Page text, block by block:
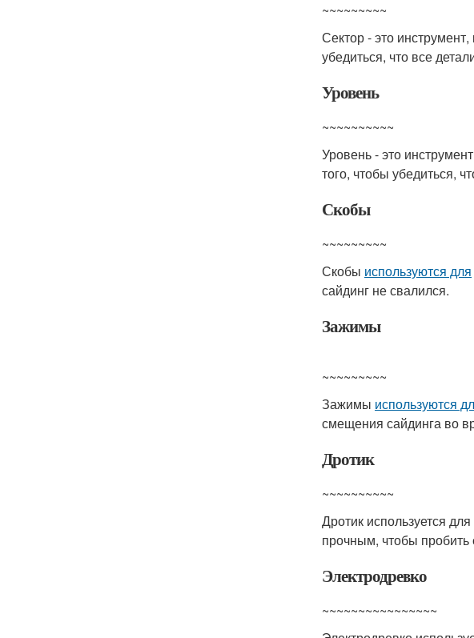
~~~~~~~~~
Сектор - это
убедиться, что все
Уровень
~~~~~~~~~~
Уровень - это
того, чтобы убедиться,
Скобы
~~~~~~~~~
Скобы используются для
сайдинг не свалился.
Зажимы
~~~~~~~~~
Зажимы используются
смещения сайдинга во
Дротик
~~~~~~~~~~
Дротик используется
прочным, чтобы пробить
Электродревко
~~~~~~~~~~~~~~~~